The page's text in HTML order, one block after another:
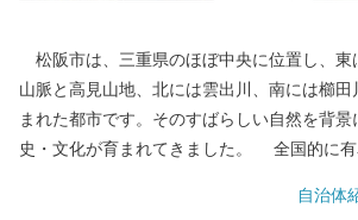
松阪市は、三重県のほぼ中央に位置し、東
山脈と高見山地、北には雲出川、南には櫛
まれた都市です。そのすばらしい自然を背
史・文化が育まれてきました。 全国的に有
まま残す御城番屋敷、国内最大の船形埴輪な
自治体